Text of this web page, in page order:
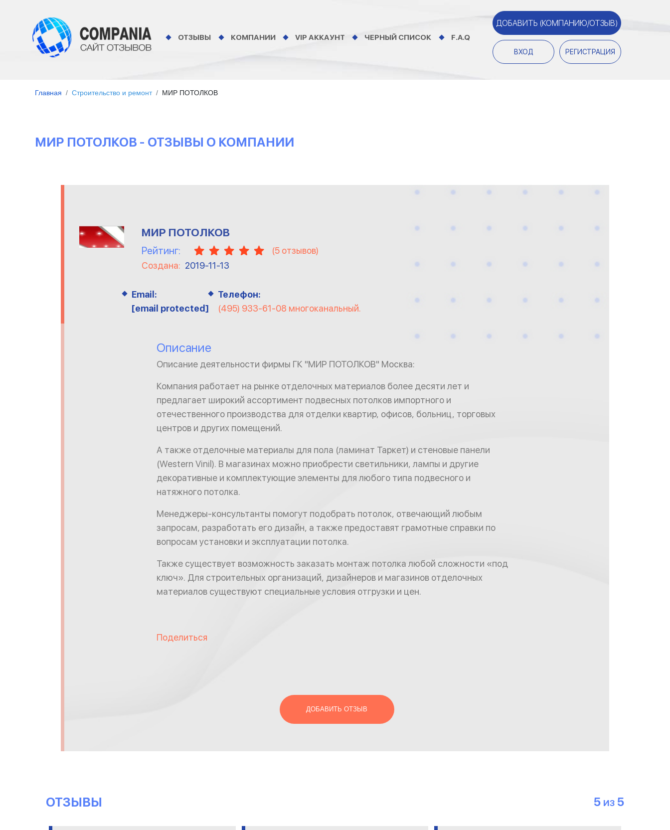
ОТЗЫВЫ КОМПАНИИ VIP АККАУНТ ЧЕРНЫЙ СПИСОК F.A.Q
ДОБАВИТЬ (КОМПАНИЮ/ОТЗЫВ)
ВХОД РЕГИСТРАЦИЯ
Главная Строительство и ремонт МИР ПОТОЛКОВ
МИР ПОТОЛКОВ - ОТЗЫВЫ О КОМПАНИИ
МИР ПОТОЛКОВ
Рейтинг: (5 отзывов)
Создана: 2019-11-13
Email:
[email protected]
Телефон:
(495) 933-61-08 многоканальный.
Описание
Описание деятельности фирмы ГК "МИР ПОТОЛКОВ" Москва:
Компания работает на рынке отделочных материалов более десяти лет и
предлагает широкий ассортимент подвесных потолков импортного и
отечественного производства для отделки квартир, офисов, больниц, торговых
центров и других помещений.
А также отделочные материалы для пола (ламинат Таркет) и стеновые панели
(Western Vinil). В магазинах можно приобрести светильники, лампы и другие
декоративные и комплектующие элементы для любого типа подвесного и
натяжного потолка.
Менеджеры-консультанты помогут подобрать потолок, отвечающий любым
запросам, разработать его дизайн, а также предоставят грамотные справки по
вопросам установки и эксплуатации потолка.
Также существует возможность заказать монтаж потолка любой сложности «под
ключ». Для строительных организаций, дизайнеров и магазинов отделочных
материалов существуют специальные условия отгрузки и цен.
Поделиться
ДОБАВИТЬ ОТЗЫВ
ОТЗЫВЫ 5 ИЗ 5